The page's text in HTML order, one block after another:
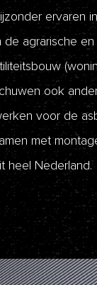
ervaren
de agrarische
ook
voor de
met
heel Nederland.